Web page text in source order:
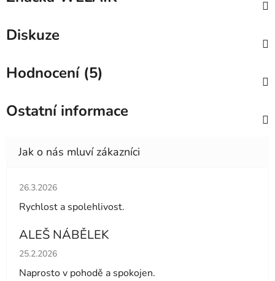
Diskuze
Hodnocení (5)
Ostatní informace
Hodnocení obchodu je 5 z 5 hvězdiček.
26.3.2026
Rychlost a spolehlivost.
ALEŠ NÁBĚLEK
Hodnocení obchodu je 5 z 5 hvězdiček.
25.2.2026
Naprosto v pohodě a spokojen.